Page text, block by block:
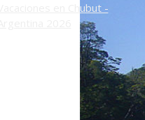
en Chubut -